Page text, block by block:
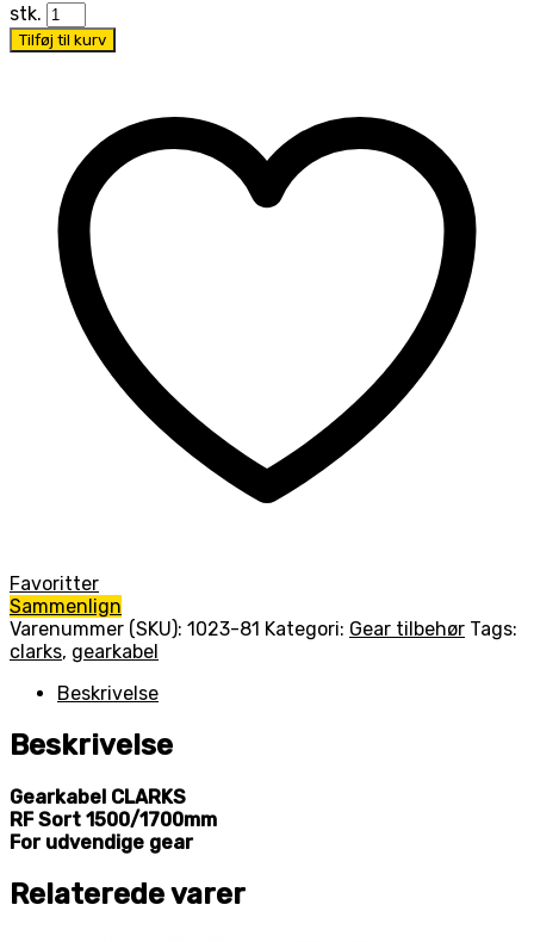
stk.
Tilføj til kurv
Favoritter
Sammenlign
Varenummer (SKU): 1023-81 Kategori: Gear tilbehør Tags:
clarks, gearkabel
Beskrivelse
Beskrivelse
Gearkabel CLARKS
RF Sort 1500/1700mm
For udvendige gear
Relaterede varer